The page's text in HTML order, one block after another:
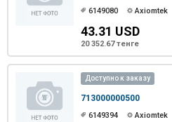
6149080 Axiomtek
43.31 USD
20 352.67 тенге
Доступно к заказу
713000000500
6149394 Axiomtek